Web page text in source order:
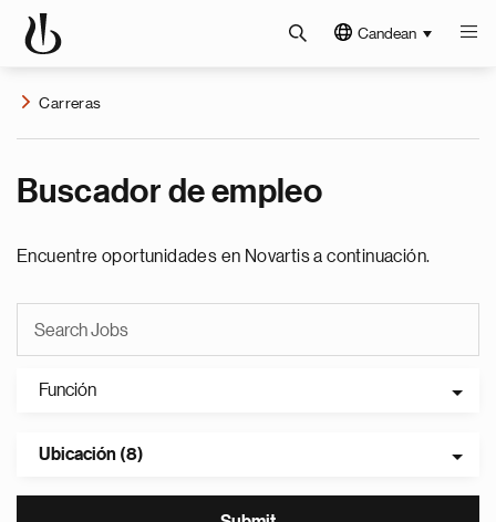
Candean
Carreras
Buscador de empleo
Encuentre oportunidades en Novartis a continuación.
Función
Ubicación (8)